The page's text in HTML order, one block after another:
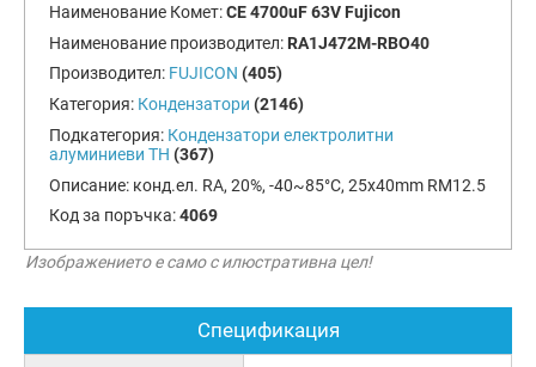
Наименование Комет:CE 4700uF 63V Fujicon
Наименование производител: RA1J472M-RBO40
Производител: FUJICON (405)
Категория: Кондензатори (2146)
Подкатегория: Кондензатори електролитни
алуминиеви TH (367)
Описание: конд.ел. RA, 20%, -40~85°C, 25x40mm RM12.5
Код за поръчка:4069
Изображението е само с илюстративна цел!
Спецификация